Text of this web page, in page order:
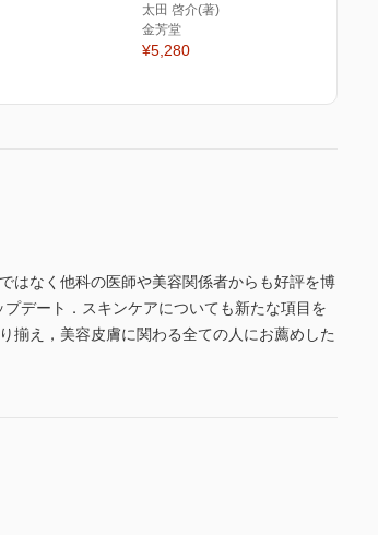
太田 啓介(著)
金芳堂
¥5,280
はなく他科の医師や美容関係者からも好評を博
デート．スキンケアについても新たな項目を
揃え，美容皮膚に関わる全ての人にお薦めした